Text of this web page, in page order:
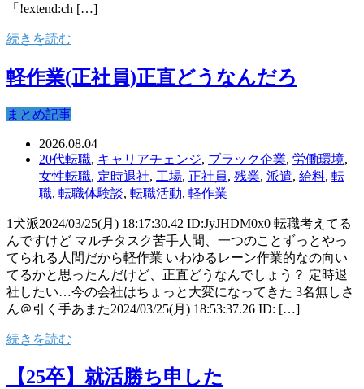
「!extend:ch […]
続きを読む
軽作業(正社員)正直どうなんだろ
まとめ記事
2026.08.04
20代転職, キャリアチェンジ, ブラック企業, 労働環境,
女性転職, 定時退社, 工場, 正社員, 残業, 派遣, 給料, 転
職, 転職体験談, 転職活動, 軽作業
1犬派2024/03/25(月) 18:17:30.42 ID:JyJHDM0x0 転職考えてる
んですけど マルチタスク苦手人間、一つのことずっとやっ
てられる人間だから軽作業 いわゆるレーン作業的なの向い
てるかと思ったんだけど、正直どうなんでしょう？ 定時退
社したい…今の会社はちょっと大変になってきた 3名無しさ
ん＠引く手あまた2024/03/25(月) 18:53:37.26 ID: […]
続きを読む
【25卒】就活勝ち申した